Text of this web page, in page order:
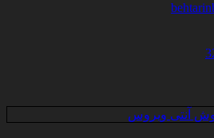
آنتی ویروس